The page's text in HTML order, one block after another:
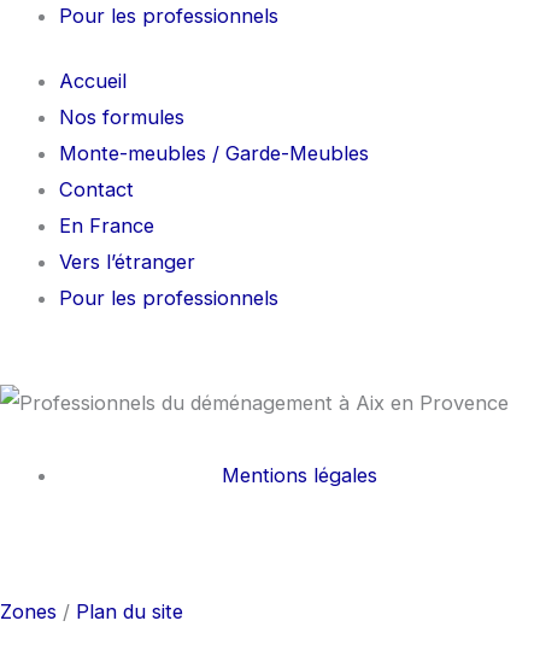
Pour les professionnels
Accueil
Nos formules
Monte-meubles / Garde-Meubles
Contact
En France
Vers l’étranger
Pour les professionnels
Mentions légales
a n
Zones / Plan du site